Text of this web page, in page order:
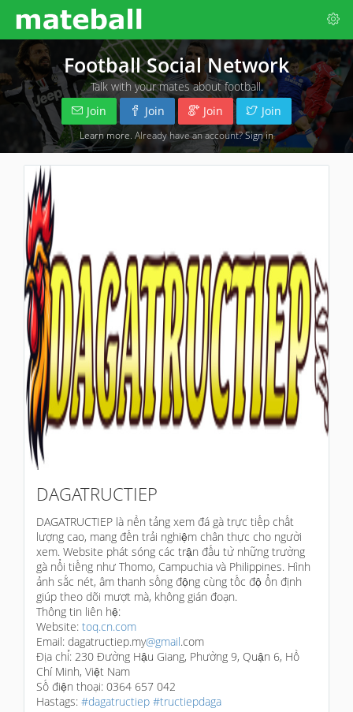
Football Social Network
Talk with your mates about football.
Join
Join Join Join
Learn more . Already have an account?Sign in
DAGATRUCTIEP
DAGATRUCTIEP là nền tảng xem đá gà trực tiếp chất
lượng cao, mang đến trải nghiệm chân thực cho người
xem. Website phát sóng các trận đấu từ những trường
gà nổi tiếng như Thomo, Campuchia và Philippines. Hình
ảnh sắc nét, âm thanh sống động cùng tốc độ ổn định
giúp theo dõi mượt mà, không gián đoạn.
Thông tin liên hệ:
Website: toq.cn.com
Email: dagatructiep.my@gmail.com
Địa chỉ: 230 Đường Hậu Giang, Phường 9, Quận 6, Hồ
Chí Minh, Việt Nam
Số điện thoại: 0364 657 042
Hastags: #dagatructiep #tructiepdaga